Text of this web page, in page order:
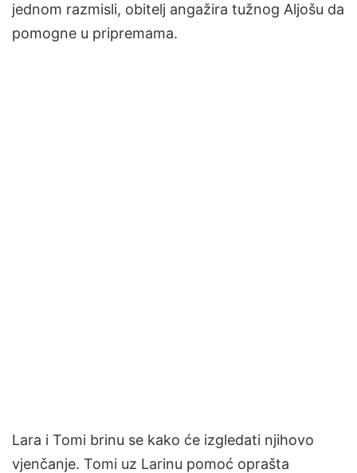
jednom razmisli, obitelj angažira tužnog Aljošu da
pomogne u pripremama.
Lara i Tomi brinu se kako će izgledati njihovo
vjenčanje. Tomi uz Larinu pomoć oprašta